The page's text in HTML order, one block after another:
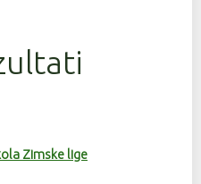
Zimske lige